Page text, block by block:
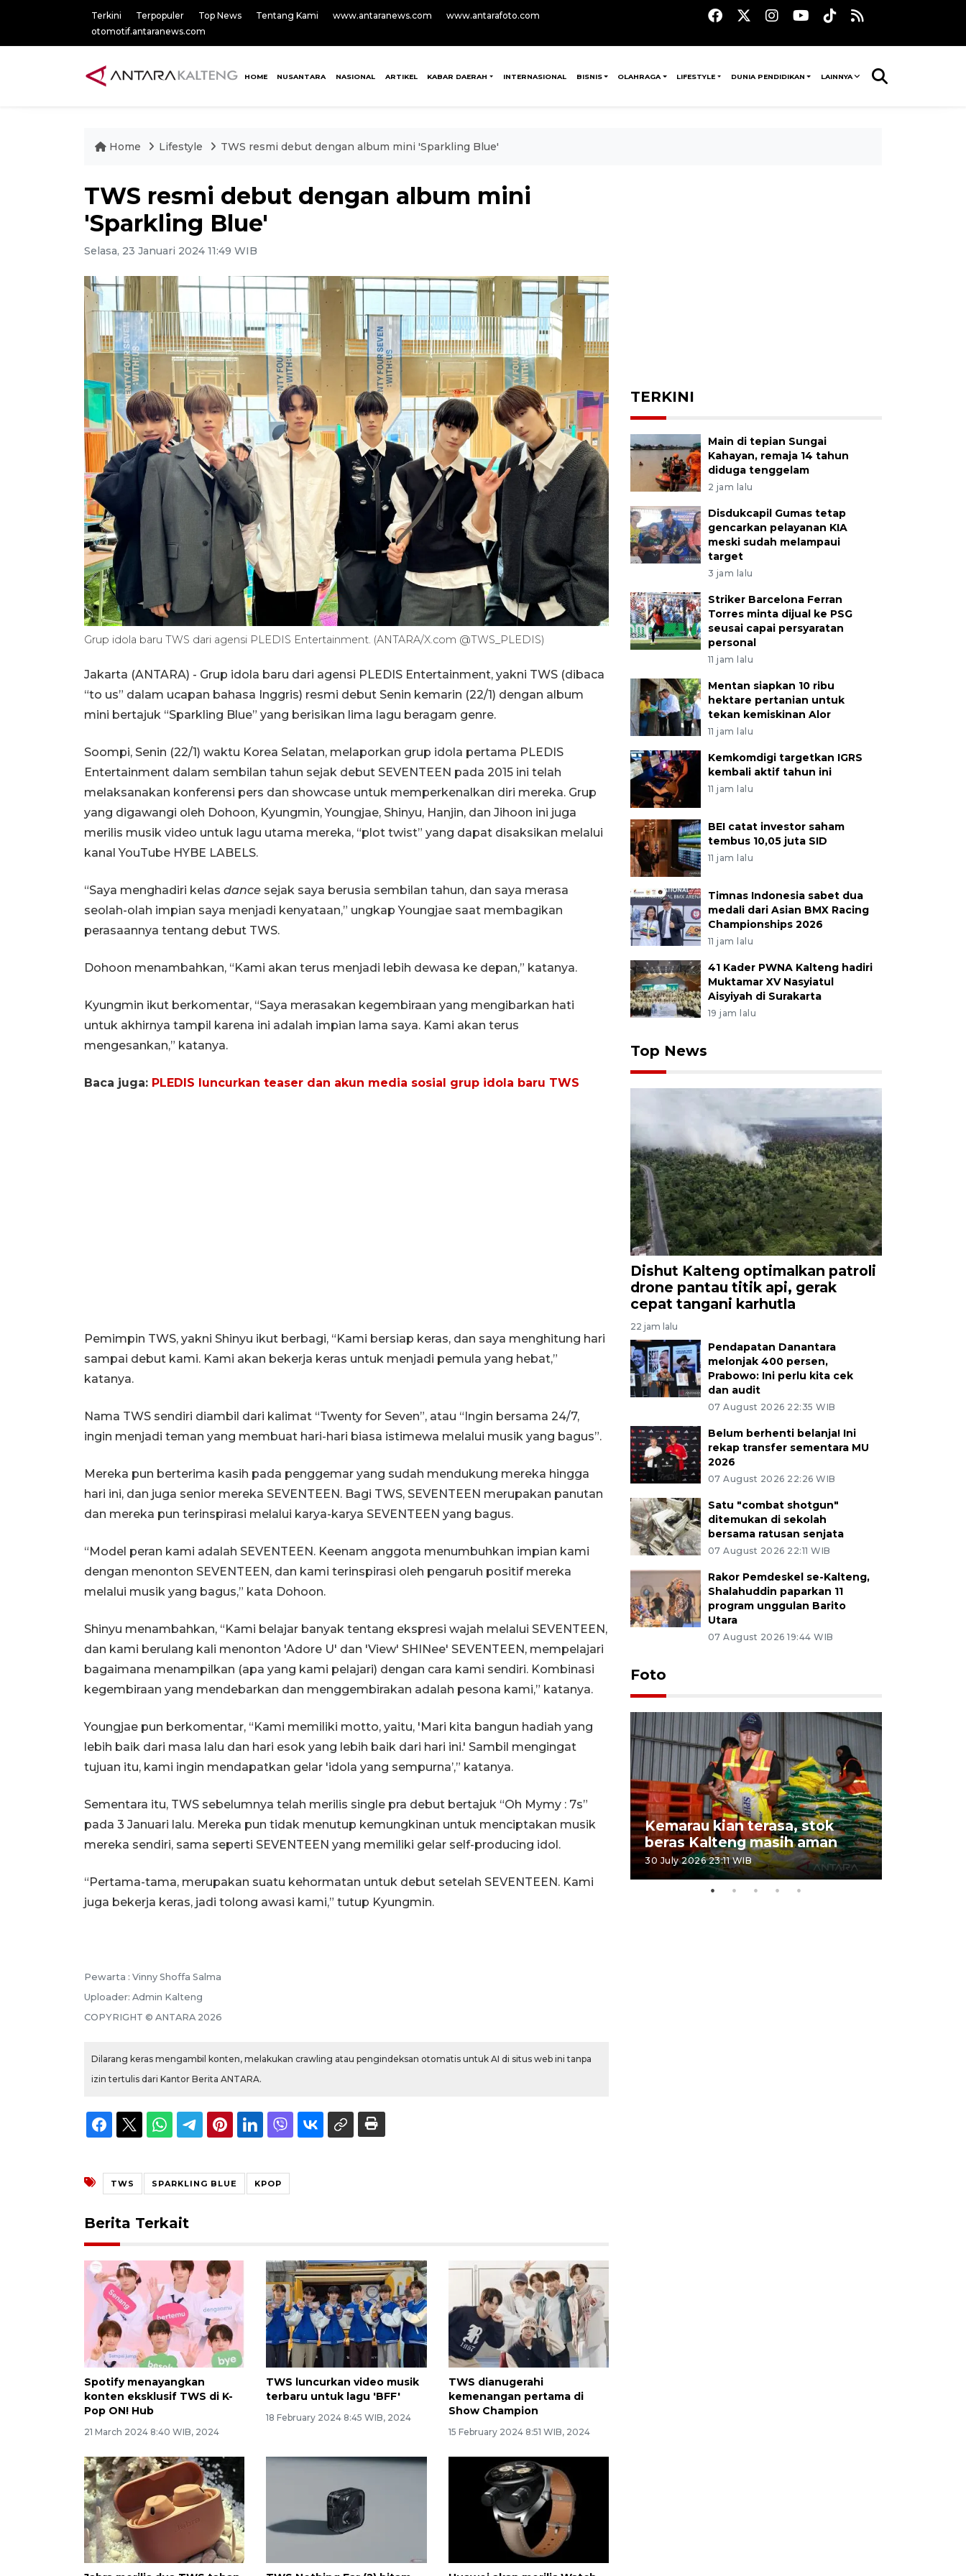
Terkini Terpopuler Top News Tentang Kami www.antaranews.com
www.antarafoto.com
otomotif.antaranews.com
HOME NUSANTARA NASIONAL ARTIKEL KABAR DAERAH INTERNASIONAL BISNIS OLAHRAGA LIFESTYLE DUNIA PENDIDIKAN LAINNYA
Home Lifestyle TWS resmi debut dengan album mini 'Sparkling Blue'
TWS resmi debut dengan album mini
'Sparkling Blue'
Selasa, 23 Januari 2024 11:49 WIB
Grup idola baru TWS dari agensi PLEDIS Entertainment. (ANTARA/X.com @TWS_PLEDIS)
Jakarta (ANTARA) - Grup idola baru dari agensi PLEDIS Entertainment, yakni TWS (dibaca
“to us” dalam ucapan bahasa Inggris) resmi debut Senin kemarin (22/1) dengan album
mini bertajuk “Sparkling Blue” yang berisikan lima lagu beragam genre.
Soompi, Senin (22/1) waktu Korea Selatan, melaporkan grup idola pertama PLEDIS
Entertainment dalam sembilan tahun sejak debut SEVENTEEN pada 2015 ini telah
melaksanakan konferensi pers dan showcase untuk memperkenalkan diri mereka. Grup
yang digawangi oleh Dohoon, Kyungmin, Youngjae, Shinyu, Hanjin, dan Jihoon ini juga
merilis musik video untuk lagu utama mereka, “plot twist” yang dapat disaksikan melalui
kanal YouTube HYBE LABELS.
“Saya menghadiri kelas dance sejak saya berusia sembilan tahun, dan saya merasa
seolah-olah impian saya menjadi kenyataan,” ungkap Youngjae saat membagikan
perasaannya tentang debut TWS.
Dohoon menambahkan, “Kami akan terus menjadi lebih dewasa ke depan,” katanya.
Kyungmin ikut berkomentar, “Saya merasakan kegembiraan yang mengibarkan hati
untuk akhirnya tampil karena ini adalah impian lama saya. Kami akan terus
mengesankan,” katanya.
Baca juga: PLEDIS luncurkan teaser dan akun media sosial grup idola baru TWS
Pemimpin TWS, yakni Shinyu ikut berbagi, “Kami bersiap keras, dan saya menghitung hari
sampai debut kami. Kami akan bekerja keras untuk menjadi pemula yang hebat,”
katanya.
Nama TWS sendiri diambil dari kalimat “Twenty for Seven”, atau “Ingin bersama 24/7,
ingin menjadi teman yang membuat hari-hari biasa istimewa melalui musik yang bagus”.
Mereka pun berterima kasih pada penggemar yang sudah mendukung mereka hingga
hari ini, dan juga senior mereka SEVENTEEN. Bagi TWS, SEVENTEEN merupakan panutan
dan mereka pun terinspirasi melalui karya-karya SEVENTEEN yang bagus.
“Model peran kami adalah SEVENTEEN. Keenam anggota menumbuhkan impian kami
dengan menonton SEVENTEEN, dan kami terinspirasi oleh pengaruh positif mereka
melalui musik yang bagus,” kata Dohoon.
Shinyu menambahkan, “Kami belajar banyak tentang ekspresi wajah melalui SEVENTEEN,
dan kami berulang kali menonton 'Adore U' dan 'View' SHINee' SEVENTEEN, mempelajari
bagaimana menampilkan (apa yang kami pelajari) dengan cara kami sendiri. Kombinasi
kegembiraan yang mendebarkan dan menggembirakan adalah pesona kami,” katanya.
Youngjae pun berkomentar, “Kami memiliki motto, yaitu, 'Mari kita bangun hadiah yang
lebih baik dari masa lalu dan hari esok yang lebih baik dari hari ini.' Sambil mengingat
tujuan itu, kami ingin mendapatkan gelar 'idola yang sempurna’,” katanya.
Sementara itu, TWS sebelumnya telah merilis single pra debut bertajuk “Oh Mymy : 7s”
pada 3 Januari lalu. Mereka pun tidak menutup kemungkinan untuk menciptakan musik
mereka sendiri, sama seperti SEVENTEEN yang memiliki gelar self-producing idol.
“Pertama-tama, merupakan suatu kehormatan untuk debut setelah SEVENTEEN. Kami
juga bekerja keras, jadi tolong awasi kami,” tutup Kyungmin.
Pewarta : Vinny Shoffa Salma
Uploader: Admin Kalteng
COPYRIGHT © ANTARA 2026
Dilarang keras mengambil konten, melakukan crawling atau pengindeksan otomatis untuk AI di situs web ini tanpa
izin tertulis dari Kantor Berita ANTARA.
TWS SPARKLING BLUE KPOP
Berita Terkait
Spotify menayangkan
konten eksklusif TWS di K-
Pop ON! Hub
21 March 2024 8:40 WIB, 2024
TWS luncurkan video musik
terbaru untuk lagu 'BFF'
18 February 2024 8:45 WIB, 2024
TWS dianugerahi
kemenangan pertama di
Show Champion
15 February 2024 8:51 WIB, 2024
TERKINI
Main di tepian Sungai
Kahayan, remaja 14 tahun
diduga tenggelam
2 jam lalu
Disdukcapil Gumas tetap
gencarkan pelayanan KIA
meski sudah melampaui
target
3 jam lalu
Striker Barcelona Ferran
Torres minta dijual ke PSG
seusai capai persyaratan
personal
11 jam lalu
Mentan siapkan 10 ribu
hektare pertanian untuk
tekan kemiskinan Alor
11 jam lalu
Kemkomdigi targetkan IGRS
kembali aktif tahun ini
11 jam lalu
BEI catat investor saham
tembus 10,05 juta SID
11 jam lalu
Timnas Indonesia sabet dua
medali dari Asian BMX Racing
Championships 2026
11 jam lalu
41 Kader PWNA Kalteng hadiri
Muktamar XV Nasyiatul
Aisyiyah di Surakarta
19 jam lalu
Top News
Dishut Kalteng optimalkan patroli
drone pantau titik api, gerak
cepat tangani karhutla
22 jam lalu
Pendapatan Danantara
melonjak 400 persen,
Prabowo: Ini perlu kita cek
dan audit
07 August 2026 22:35 WIB
Belum berhenti belanja! Ini
rekap transfer sementara MU
2026
07 August 2026 22:26 WIB
Satu "combat shotgun"
ditemukan di sekolah
bersama ratusan senjata
07 August 2026 22:11 WIB
Rakor Pemdeskel se-Kalteng,
Shalahuddin paparkan 11
program unggulan Barito
Utara
07 August 2026 19:44 WIB
Foto
Prediksi puncak musim
kemarau di Kalimantan
Tengah
Kemarau kian terasa, stok
beras Kalteng masih aman
30 July 2026 23:11 WIB